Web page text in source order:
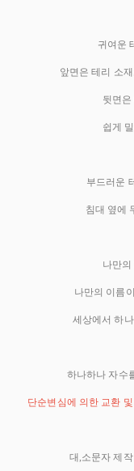
귀여운
앞면은 테리 소
뒷면
쉽게
부드러운
침대 옆에
나만
나만의 이름
세상에서 하
하나하나 자수
단순변심에 의한 교환
대,소문자 제